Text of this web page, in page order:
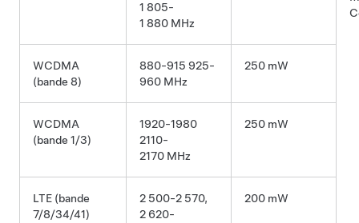
1 805-
1 880 MHz
WCDMA
(bande 8)
880-915 925-
960 MHz
250 mW
WCDMA
(bande 1/3)
1920-1980
2110-
2170 MHz
250 mW
LTE (bande
7/8/34/41)
2 500-2 570,
2 620-
200 mW